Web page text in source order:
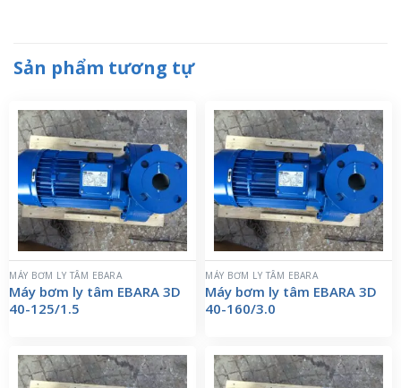
Sản phẩm tương tự
MÁY BƠM LY TÂM EBARA
Máy bơm ly tâm EBARA 3D
40-125/1.5
MÁY BƠM LY TÂM EBARA
Máy bơm ly tâm EBARA 3D
40-160/3.0